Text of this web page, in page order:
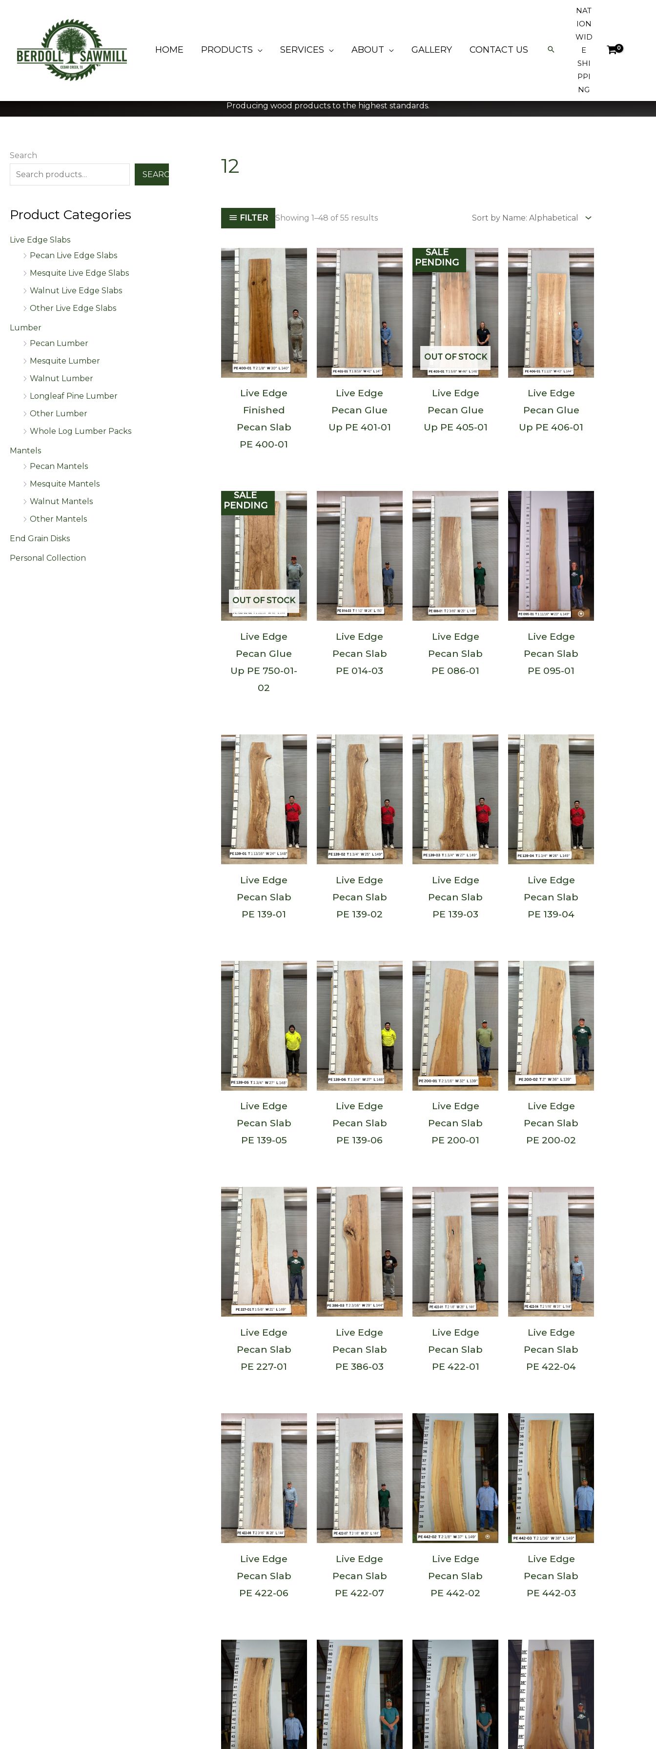
HOME PRODUCTS SERVICES ABOUT GALLERY CONTACT US
NAT
ION
WID
E
SHI
PPI
NG
Producing wood products to the highest standards.
Search
SEARCH
Product Categories
Live Edge Slabs
Pecan Live Edge Slabs
Mesquite Live Edge Slabs
Walnut Live Edge Slabs
Other Live Edge Slabs
Lumber
Pecan Lumber
Mesquite Lumber
Walnut Lumber
Longleaf Pine Lumber
Other Lumber
Whole Log Lumber Packs
Mantels
Pecan Mantels
Mesquite Mantels
Walnut Mantels
Other Mantels
End Grain Disks
Personal Collection
12
FILTER Showing 1–48 of 55 results
Live Edge
Finished
Pecan Slab
PE 400-01
Live Edge
Pecan Glue
Up PE 401-01
SALE
PENDING
OUT OF STOCK
Live Edge
Pecan Glue
Up PE 405-01
Live Edge
Pecan Glue
Up PE 406-01
SALE
PENDING
OUT OF STOCK
Live Edge
Pecan Glue
Up PE 750-01-
02
Live Edge
Pecan Slab
PE 014-03
Live Edge
Pecan Slab
PE 086-01
Live Edge
Pecan Slab
PE 095-01
Live Edge
Pecan Slab
PE 139-01
Live Edge
Pecan Slab
PE 139-02
Live Edge
Pecan Slab
PE 139-03
Live Edge
Pecan Slab
PE 139-04
Live Edge
Pecan Slab
PE 139-05
Live Edge
Pecan Slab
PE 139-06
Live Edge
Pecan Slab
PE 200-01
Live Edge
Pecan Slab
PE 200-02
Live Edge
Pecan Slab
PE 227-01
Live Edge
Pecan Slab
PE 386-03
Live Edge
Pecan Slab
PE 422-01
Live Edge
Pecan Slab
PE 422-04
Live Edge
Pecan Slab
PE 422-06
Live Edge
Pecan Slab
PE 422-07
Live Edge
Pecan Slab
PE 442-02
Live Edge
Pecan Slab
PE 442-03